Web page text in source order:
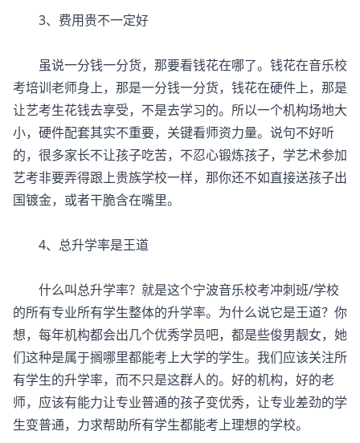
3、费用贵不一定好
虽说一分钱一分货，那要看钱花在哪了。钱花在音乐校
考培训老师身上，那是一分钱一分货，钱花在硬件上，那是
让艺考生花钱去享受，不是去学习的。所以一个机构场地大
小，硬件配套其实不重要，关键看师资力量。说句不好听
的，很多家长不让孩子吃苦，不忍心锻炼孩子，学艺术参加
艺考非要弄得跟上贵族学校一样，那你还不如直接送孩子出
国镀金，或者干脆含在嘴里。
4、总升学率是王道
什么叫总升学率？就是这个宁波音乐校考冲刺班/学校
的所有专业所有学生整体的升学率。为什么说它是王道？你
想，每年机构都会出几个优秀学员吧，都是些俊男靓女，她
们这种是属于搁哪里都能考上大学的学生。我们应该关注所
有学生的升学率，而不只是这群人的。好的机构，好的老
师，应该有能力让专业普通的孩子变优秀，让专业差劲的学
生变普通，力求帮助所有学生都能考上理想的学校。